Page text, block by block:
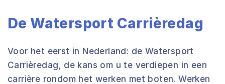
De Watersport Carrièredag
Voor het eerst in Nederland: de Watersport
Carrièredag, de kans om u te verdiepen in een
carrière rondom het werken met boten. Werken